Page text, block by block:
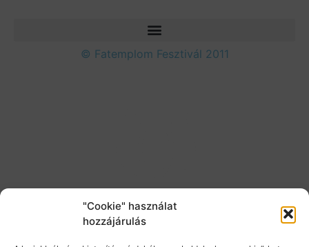
"Cookie" használat
hozzájárulás
© Fatemplom Fesztivál 2011